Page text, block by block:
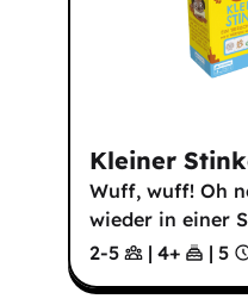
Kleiner
Wuff, wuff! Oh
wieder in einer
2-5
| 4+ | 5